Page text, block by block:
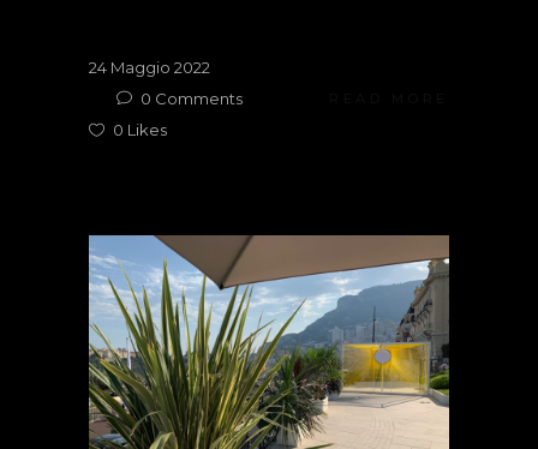
24 Maggio 2022
0 Comments
0 Likes